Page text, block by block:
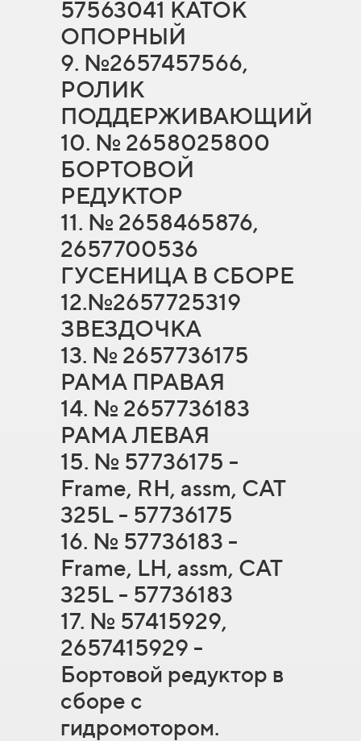
57563041 КАТОК
ОПОРНЫЙ
9. №2657457566,
РОЛИК
ПОДДЕРЖИВАЮЩИЙ
10. № 2658025800
БОРТОВОЙ
РЕДУКТОР
11. № 2658465876,
2657700536
ГУСЕНИЦА В СБОРЕ
12.№2657725319
ЗВЕЗДОЧКА
13. № 2657736175
РАМА ПРАВАЯ
14. № 2657736183
РАМА ЛЕВАЯ
15. № 57736175 -
Frame, RH, assm, CAT
325L - 57736175
16. № 57736183 -
Frame, LH, assm, CAT
325L - 57736183
17. № 57415929,
2657415929 -
Бортовой редуктор в
сборе с
гидромотором.